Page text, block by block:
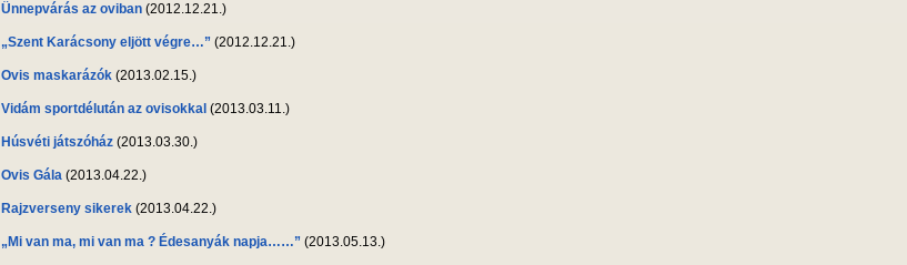
Ünnepvárás az oviban (2012.12.21.)
„Szent Karácsony eljött végre…” (2012.12.21.)
Ovis maskarázók (2013.02.15.)
Vidám sportdélután az ovisokkal (2013.03.11.)
Húsvéti játszóház (2013.03.30.)
Ovis Gála (2013.04.22.)
Rajzverseny sikerek (2013.04.22.)
„Mi van ma, mi van ma ? Édesanyák napja……” (2013.05.13.)